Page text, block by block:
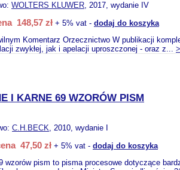
WOLTERS KLUWER, 2017, wydanie IV
148,57 zł + 5% vat - dodaj do koszyka
Komentarz Orzecznictwo W publikacji
zwykłej, jak i apelacji uproszczonej - oraz z...
I KARNE 69 WZORÓW PISM
C.H.BECK, 2010, wydanie I
47,50 zł + 5% vat - dodaj do koszyka
wzorów pism to pisma procesowe dotyczące